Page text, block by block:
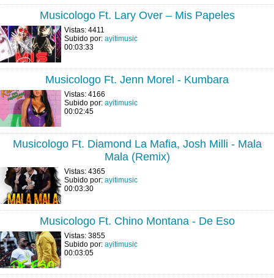
Musicologo Ft. Lary Over – Mis Papeles
Vistas: 4411
Subido por: ayitimusic
00:03:33
Musicologo Ft. Jenn Morel - Kumbara
Vistas: 4166
Subido por: ayitimusic
00:02:45
Musicologo Ft. Diamond La Mafia, Josh Milli - Mala
Mala (Remix)
Vistas: 4365
Subido por: ayitimusic
00:03:30
Musicologo Ft. Chino Montana - De Eso
Vistas: 3855
Subido por: ayitimusic
00:03:05